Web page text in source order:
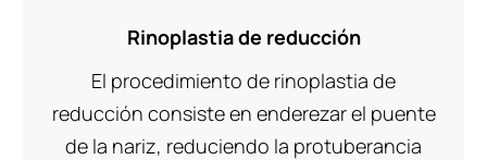
Rinoplastia de reducción
El procedimiento de rinoplastia de
reducción consiste en enderezar el puente
de la nariz, reduciendo la protuberancia